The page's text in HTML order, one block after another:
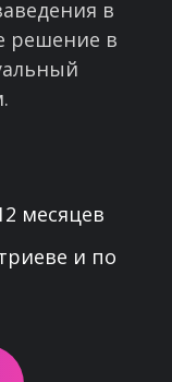
в
решение в
месяцев
и по